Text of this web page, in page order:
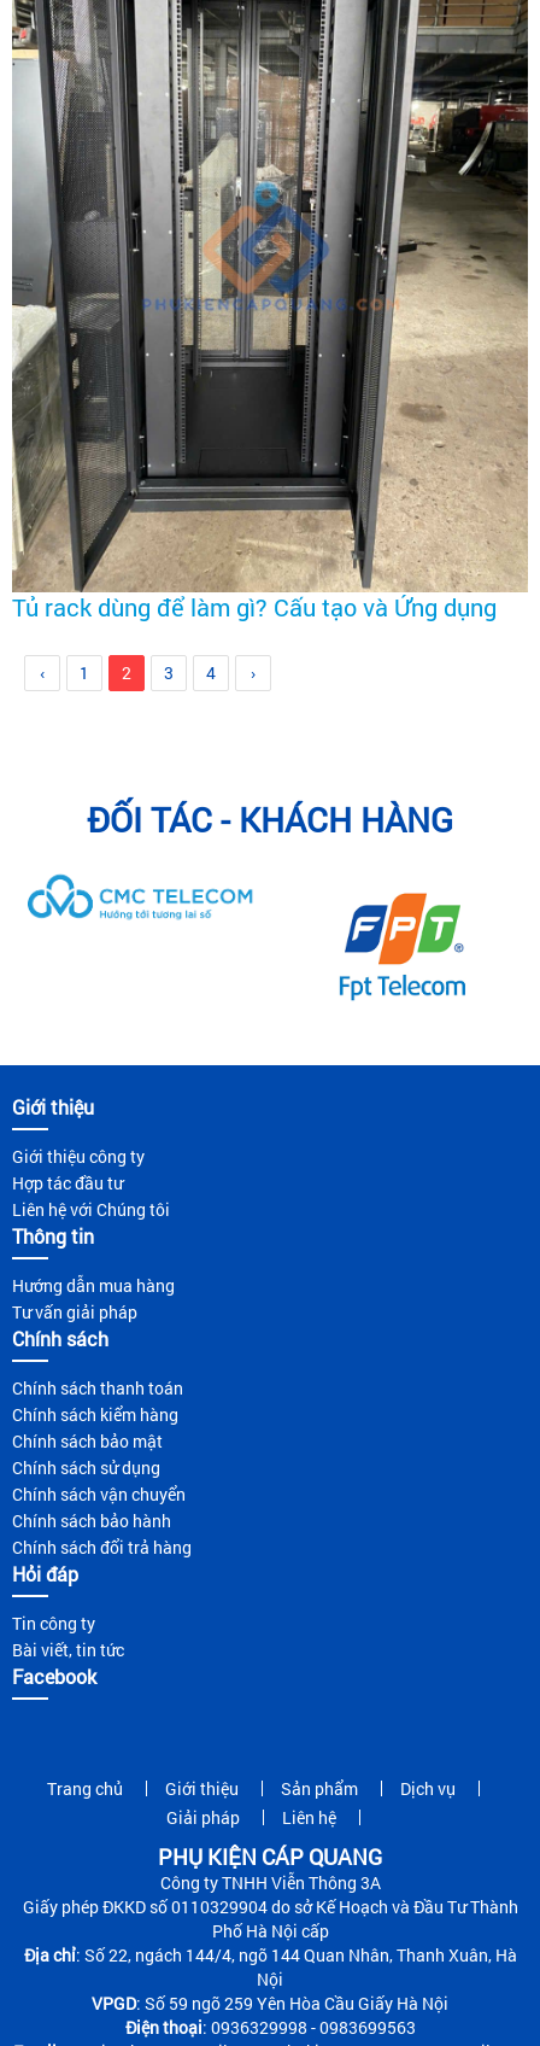
Tủ rack dùng để làm gì? Cấu tạo và Ứng dụng
‹ 1 2 3 4 ›
ĐỐI TÁC - KHÁCH HÀNG
Giới thiệu
Giới thiệu công ty
Hợp tác đầu tư
Liên hệ với Chúng tôi
Thông tin
Hướng dẫn mua hàng
Tư vấn giải pháp
Chính sách
Chính sách thanh toán
Chính sách kiểm hàng
Chính sách bảo mật
Chính sách sử dụng
Chính sách vận chuyển
Chính sách bảo hành
Chính sách đổi trả hàng
Hỏi đáp
Tin công ty
Bài viết, tin tức
Facebook
Trang chủ Giới thiệu Sản phẩm
Dịch vụ
Giải pháp
Liên hệ
PHỤ KIỆN CÁP QUANG
Công ty TNHH Viễn Thông 3A
Giấy phép ĐKKD số 0110329904 do sở Kế Hoạch và Đầu Tư Thành
Phố Hà Nội cấp
Địa chỉ: Số 22, ngách 144/4, ngõ 144 Quan Nhân, Thanh Xuân, Hà
Nội
VPGD: Số 59 ngõ 259 Yên Hòa Cầu Giấy Hà Nội
Điện thoại: 0936329998 - 0983699563